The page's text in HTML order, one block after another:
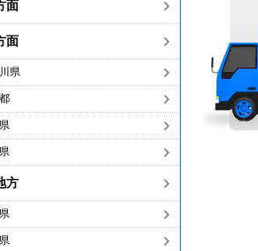
面
面
県
方